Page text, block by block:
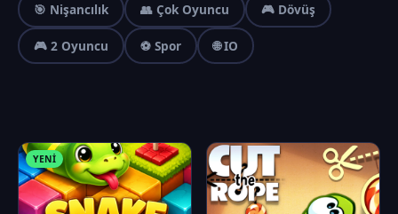
🎯 Nişancılık 👥 Çok Oyuncu 🎮 Dövüş
🎮 2 Oyuncu ⚽ Spor 🌐 IO
YENI